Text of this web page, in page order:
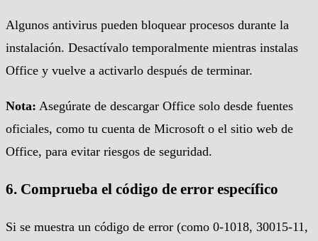
Algunos antivirus pueden bloquear procesos durante la
instalación. Desactívalo temporalmente mientras instalas
Office y vuelve a activarlo después de terminar.
Nota: Asegúrate de descargar Office solo desde fuentes
oficiales, como tu cuenta de Microsoft o el sitio web de
Office, para evitar riesgos de seguridad.
6. Comprueba el código de error específico
Si se muestra un código de error (como 0-1018, 30015-11,